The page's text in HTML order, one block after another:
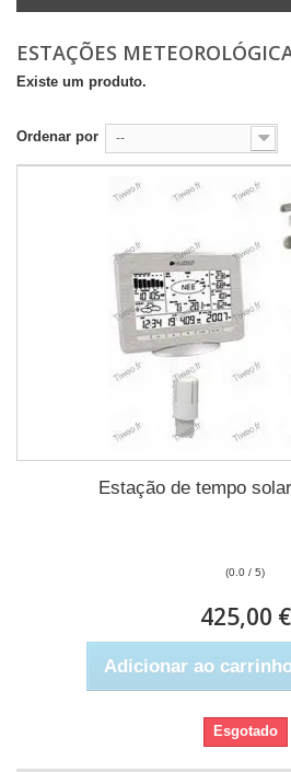
ESTAÇÕES
Existe um produto.
Ordenar por --
Estação de tempo
(0.0 / 5)
425,00 €
Adicionar ao
Esgotado